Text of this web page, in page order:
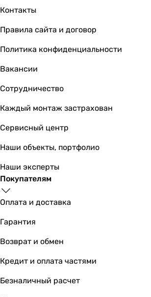
дюропласт
дюропласт
дюропласт
дюропласт
-
дюропласт
дюропласт
Тип слива воды
двойной 3/6 л
двойной 3/6 л
двойной 3/4.5 л
двойной 3/6 л
двойной 3/6 л
двойной 3/7.15 л
двойной 3/6 л
двойной 3/6 л
двойной 3/6 л
двойной 3/6 л
безободковый унитаз (Rimless),
безободковый унитаз (Rimless)
безободковый унитаз (Rimless),
Контакты
Правила сайта и договор
Политика конфиденциальности
Вакансии
Сотрудничество
Каждый монтаж застрахован
Сервисный центр
Наши объекты, портфолио
Наши эксперты
Покупателям
Оплата и доставка
Гарантия
Возврат и обмен
Кредит и оплата частями
Безналичный расчет